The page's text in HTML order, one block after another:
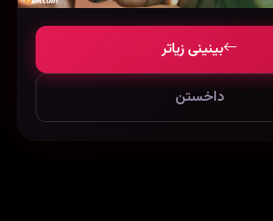
67374
107441
بینینی زیاتر
داخستن